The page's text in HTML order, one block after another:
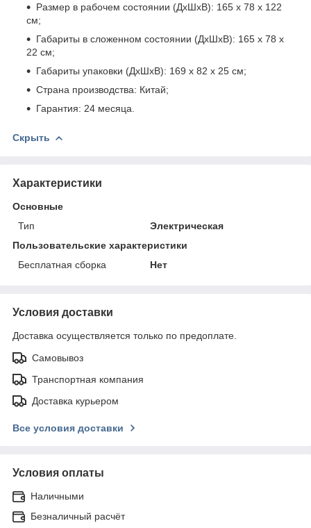
Размер в рабочем состоянии (ДхШхВ): 165 х 78 х 122
см;
Габариты в сложенном состоянии (ДхШхВ): 165 х 78 х
22 см;
Габариты упаковки (ДхШхВ): 169 х 82 х 25 см;
Страна производства: Китай;
Гарантия: 24 месяца.
Скрыть
Характеристики
Основные
Тип
Электрическая
Пользовательские характеристики
Бесплатная сборка
Нет
Условия доставки
Доставка осуществляется только по предоплате.
Самовывоз
Транспортная компания
Доставка курьером
Все условия доставки
Условия оплаты
Наличными
Безналичный расчёт